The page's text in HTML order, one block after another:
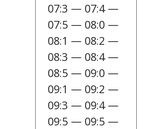
07:3 — 07:4 —
07:5 — 08:0 —
08:1 — 08:2 —
08:3 — 08:4 —
08:5 — 09:0 —
09:1 — 09:2 —
09:3 — 09:4 —
09:5 — 09:5 —